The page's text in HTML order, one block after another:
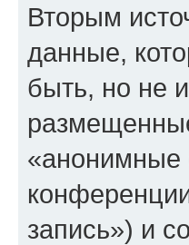
Вторым
данные,
быть, но не
«анонимные
запись») и